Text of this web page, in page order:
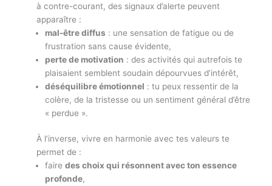
à contre-courant, des signaux d’alerte peuvent
apparaître :
mal-être diffus : une sensation de fatigue ou de
frustration sans cause évidente,
perte de motivation : des activités qui autrefois te
plaisaient semblent soudain dépourvues d’intérêt,
déséquilibre émotionnel : tu peux ressentir de la
colère, de la tristesse ou un sentiment général d’être
« perdue ».
À l’inverse, vivre en harmonie avec tes valeurs te
permet de :
faire des choix qui résonnent avec ton essence
profonde,